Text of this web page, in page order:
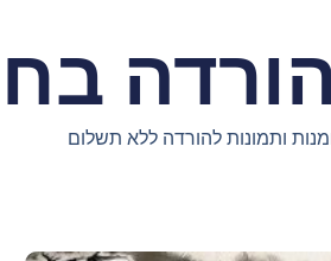
ותמונות להורדה ללא תשלום